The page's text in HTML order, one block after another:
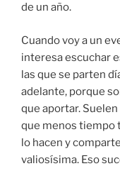
de un año.
Cuando voy a un
interesa escuchar
las que se parten
adelante, porque
que aportar.
que menos tiempo
lo hacen y
valiosísima. Eso